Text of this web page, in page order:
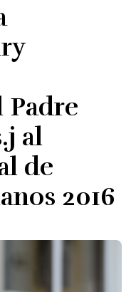
al
de
2016